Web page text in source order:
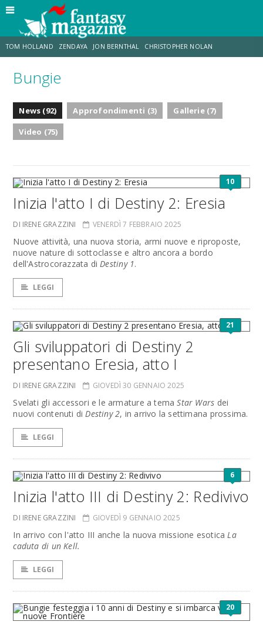
TOM HOLLAND ZENDAYA JON BERNTHAL CHRISTOPHER NOLAN
STRANIMONDI LUCCA COMICS & GAMES
JACOB BATALON ERIK SOMMERS
Bungie
News (92) Approfondimenti (3)
Gallerie (7)
Video (75)
10
Inizia l'atto I di Destiny 2: Eresia
DI IRENE GRAZZINI VENERDÌ 7 FEBBRAIO 2025
Nuove attività, una nuova storia, armi nuove e riproposte,
nuove nature di sottoclasse e altro ancora a bordo
dell'Astrocorazzata diDestiny 1.
LEGGI
21
Gli sviluppatori di Destiny 2
presentano Eresia, atto I
DI IRENE GRAZZINI GIOVEDÌ 30 GENNAIO 2025
Svelati gli accessori e le armature a temaStar Wars dei
nuovi contenuti diDestiny 2, in arrivo la settimana prossima.
LEGGI
6
Inizia l'atto III di Destiny 2: Redivivo
DI IRENE GRAZZINI GIOVEDÌ 9 GENNAIO 2025
In arrivo con l'atto III anche la nuova missione esoticaLa
caduta di un Kell.
LEGGI
20